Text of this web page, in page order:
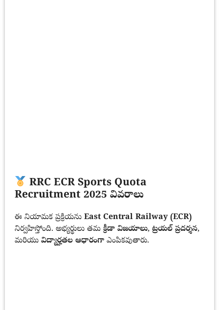
RRC ECR Sports Quota
Recruitment 2025 వివరాలు
ఈ నియామక ప్రక్రియను East Central Railway (ECR)
నిర్వహిస్తోంది. అభ్యర్థులు తమ క్రీడా విజయాలు, ట్రయల్ ప్రదర్శన,
మరియు విద్యార్హతల ఆధారంగా ఎంపికవుతారు.